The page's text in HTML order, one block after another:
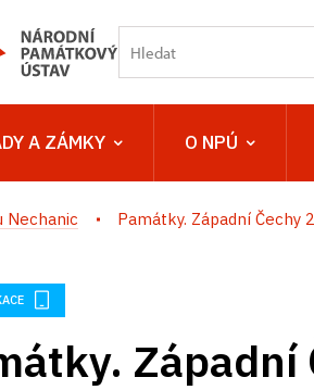
A ZÁMKY O NPÚ
Nechanic Památky. Západní Čechy